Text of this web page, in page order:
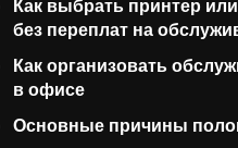
Как выбрать принтер
без переплат на
Как организовать
в офисе
Основные причины